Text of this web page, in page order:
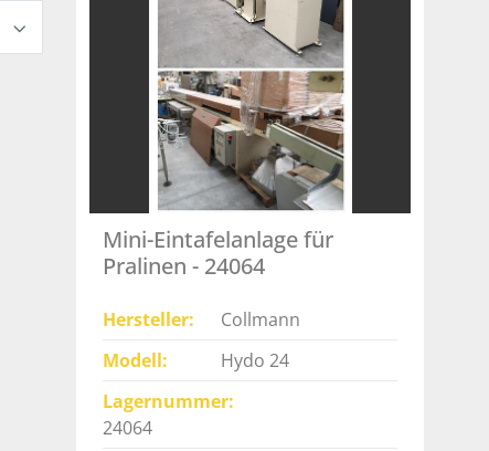
Mini-Eintafelanlage für
Pralinen - 24064
Hersteller
Collmann
Modell
Hydo 24
Lagernummer
24064